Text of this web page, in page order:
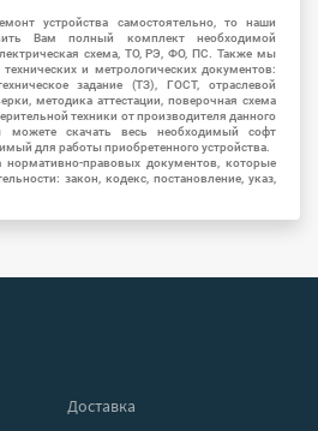
устройства самостоятельно, то наши
Вам полный комплект необходимой
схема, ТО, РЭ, ФО, ПС. Также мы
и метрологических документов:
задание (ТЗ), ГОСТ, отраслевой
методика аттестации, поверочная схема
техники от производителя данного
можете скачать весь необходимый софт
для работы приобретенного устройства.
нормативно-правовых документов, которые
закон, кодекс, постановление, указ,
Доставка